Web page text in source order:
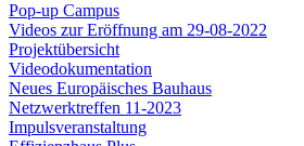
Pop-up Campus
Videos zur Eröffnung am 29-08-2022
Projektübersicht
Videodokumentation
Neues Europäisches Bauhaus
Netzwerktreffen 11-2023
Impulsveranstaltung